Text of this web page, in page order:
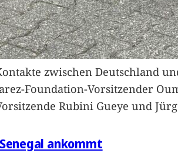
zwischen Deutschland
Foundation-Vorsitzender
Rubini Gueye und
ankommt